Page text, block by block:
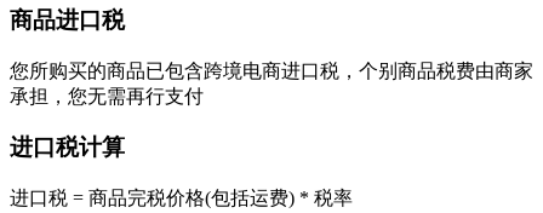
商品进口税
您所购买的商品已包含跨境电商进口税，个别商品税费由商家
承担，您无需再行支付
进口税计算
进口税 = 商品完税价格(包括运费) * 税率